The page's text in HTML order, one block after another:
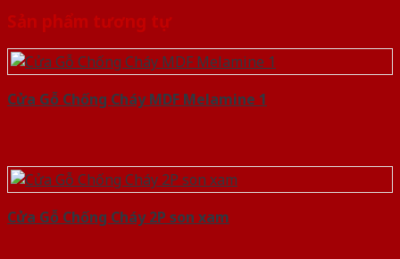
Sản phẩm tương tự
Cửa Gỗ Chống Cháy MDF Melamine 1
Cửa Gỗ Chống Cháy 2P son xam